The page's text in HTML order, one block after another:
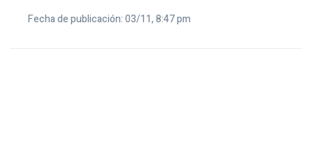
Fecha de publicación: 03/11, 8:47 pm